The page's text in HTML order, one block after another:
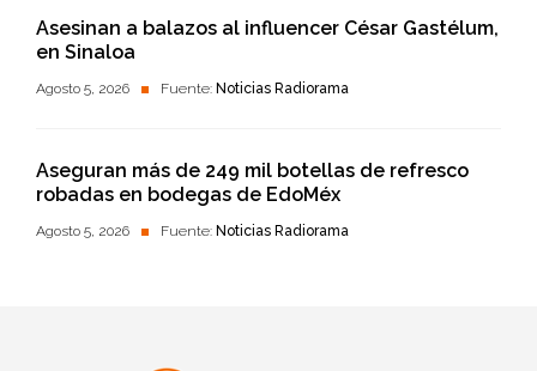
Asesinan a balazos al influencer César Gastélum,
en Sinaloa
Agosto 5, 2026 Fuente: Noticias Radiorama
Aseguran más de 249 mil botellas de refresco
robadas en bodegas de EdoMéx
Agosto 5, 2026 Fuente: Noticias Radiorama